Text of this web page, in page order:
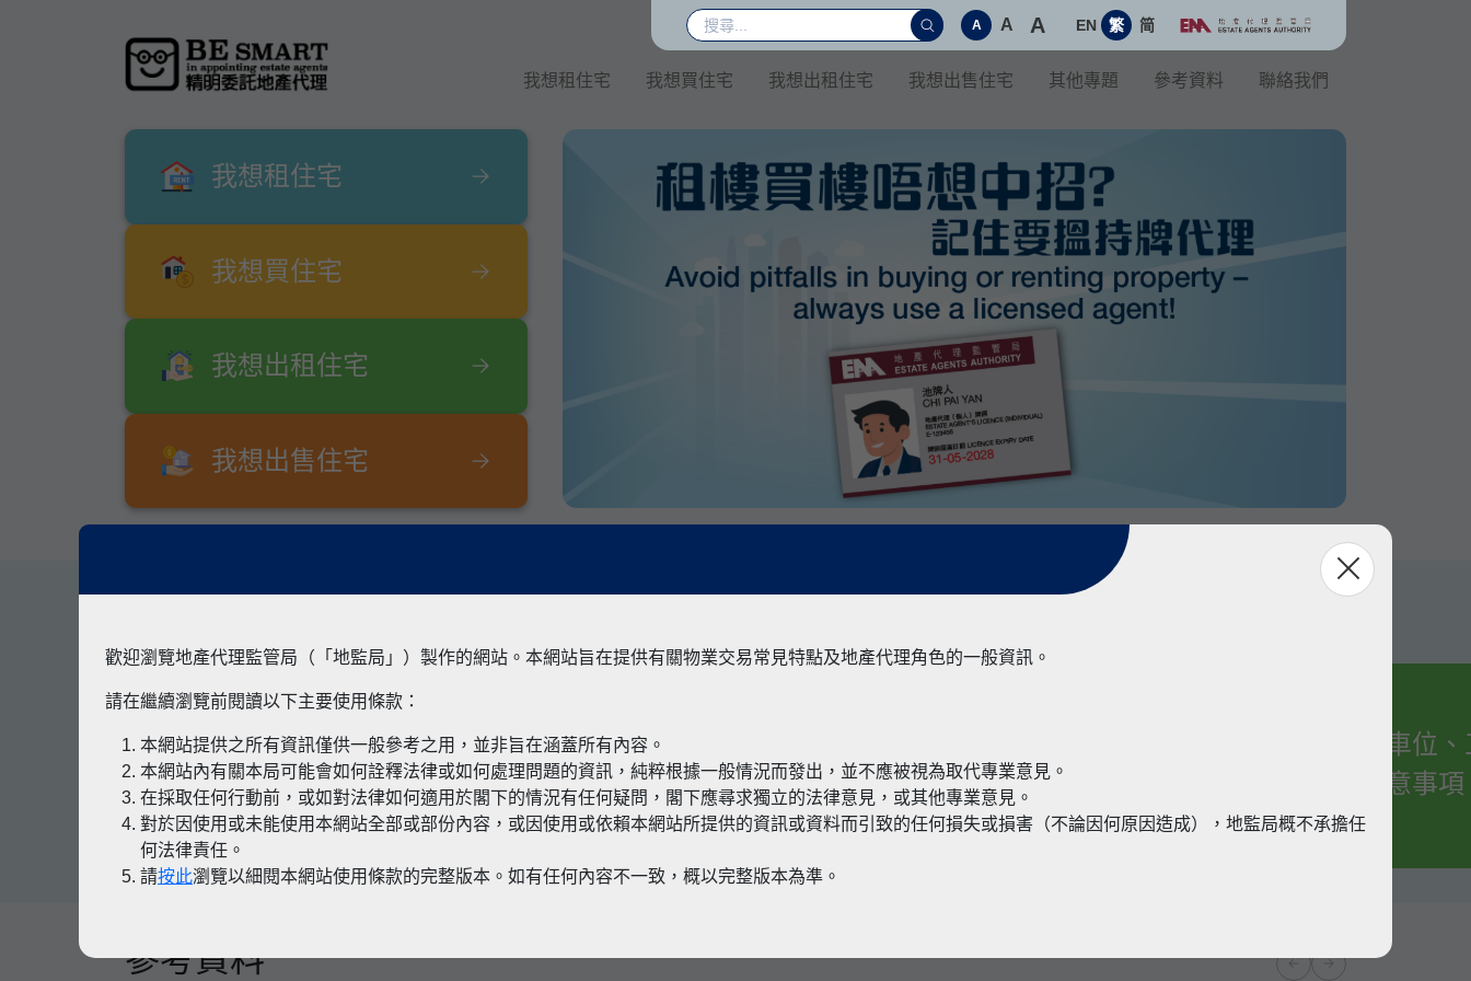
A A A EN 繁 简
我想租住宅 我想買住宅 我想出租住宅 我想出售住宅 其他專題 參考資料 聯絡我們
我想租住宅
我想買住宅
我想出租住宅
我想出售住宅
有關凶宅 有關境外物業
有關車位
的注意事項
參考資料
歡迎瀏覽地產代理監管局（「地監局」）製作的網站。本網站旨在提供有關物業交易常見特點及地產代理角色的一般資訊。
請在繼續瀏覽前閱讀以下主要使用條款：
本網站提供之所有資訊僅供一般參考之用，並非旨在涵蓋所有內容。
本網站內有關本局可能會如何詮釋法律或如何處理問題的資訊，純粹根據一般情況而發出，並不應被視為取代專業意見。
在採取任何行動前，或如對法律如何適用於閣下的情況有任何疑問，閣下應尋求獨立的法律意見，或其他專業意見。
對於因使用或未能使用本網站全部或部份內容，或因使用或依賴本網站所提供的資訊或資料而引致的任何損失或損害（不論因何原因造成），地監局概不承擔任
何法律責任。
請按此瀏覽以細閱本網站使用條款的完整版本。如有任何內容不一致，概以完整版本為準。